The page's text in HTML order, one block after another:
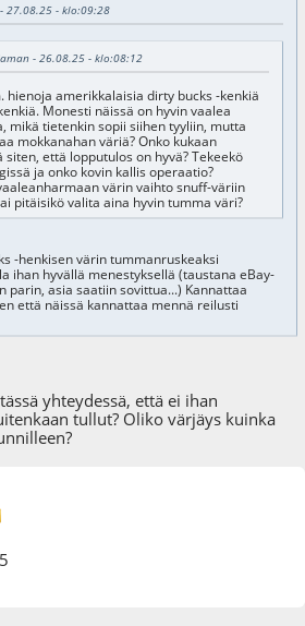
27.08.25 - klo:09:28
- 26.08.25 - klo:08:12
hienoja amerikkalaisia dirty bucks -kenkiä
Monesti näissä on hyvin vaalea
mikä tietenkin sopii siihen tyyliin, mutta
mokkanahan väriä? Onko kukaan
että lopputulos on hyvä? Tekeekö
ja onko kovin kallis operaatio?
värin vaihto snuff-väriin
pitäisikö valita aina hyvin tumma väri?
-henkisen värin tummanruskeaksi
ihan hyvällä menestyksellä (taustana eBay-
parin, asia saatiin sovittua...) Kannattaa
että näissä kannattaa mennä reilusti
yhteydessä, että ei ihan
tullut? Oliko värjäys kuinka